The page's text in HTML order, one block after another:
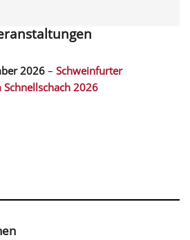
2026 – Schweinfurter
2026